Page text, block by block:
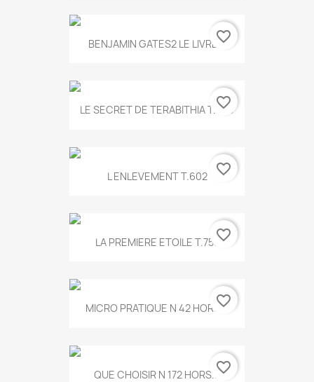
BENJAMIN GATES2 LE LIVRE...
favorite_border
LE SECRET DE TERABITHIA T.560
favorite_border
L ENLEVEMENT T.602 favorite_border
LA PREMIERE ETOILE T.755favorite_border
MICRO PRATIQUE N 42 HORS...
favorite_border
QUE CHOISIR N 172 HORS...favorite_border